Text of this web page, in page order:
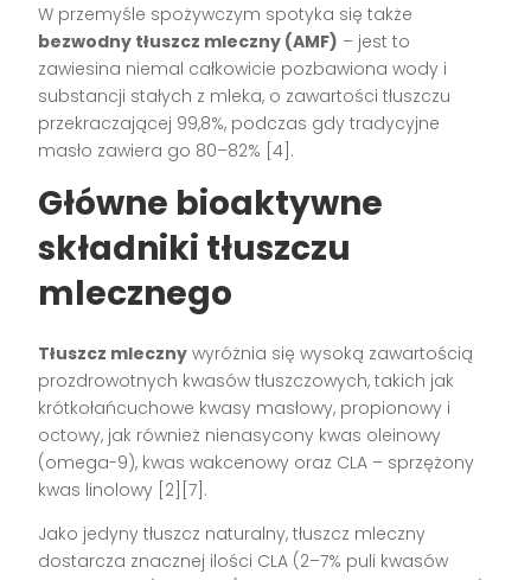
W przemyśle spożywczym spotyka się także
bezwodny tłuszcz mleczny (AMF) – jest to
zawiesina niemal całkowicie pozbawiona wody i
substancji stałych z mleka, o zawartości tłuszczu
przekraczającej 99,8%, podczas gdy tradycyjne
masło zawiera go 80–82% [4].
Główne bioaktywne
składniki tłuszczu
mlecznego
Tłuszcz mleczny wyróżnia się wysoką zawartością
prozdrowotnych kwasów tłuszczowych, takich jak
krótkołańcuchowe kwasy masłowy, propionowy i
octowy, jak również nienasycony kwas oleinowy
(omega-9), kwas wakcenowy oraz CLA – sprzężony
kwas linolowy [2][7].
Jako jedyny tłuszcz naturalny, tłuszcz mleczny
dostarcza znacznej ilości CLA (2–7% puli kwasów